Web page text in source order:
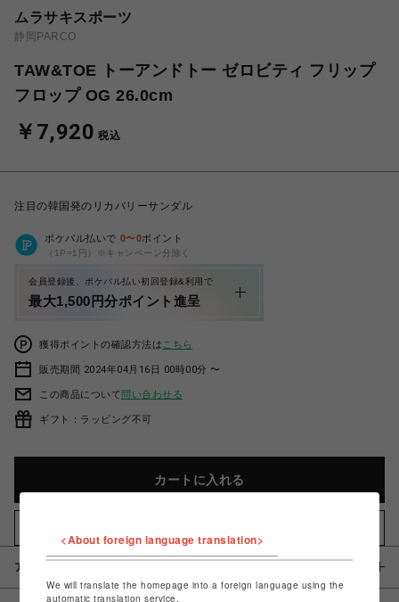
ムラサキスポーツ
静岡PARCO
TAW&TOE トーアンドトー ゼロビティ フリップ
フロップ OG 26.0cm
￥7,920 税込
注目の韓国発のリカバリーサンダル
ポケパル払いで 0〜0ポイント
（1P=1円）※キャンペーン分除く
会員登録後、ポケパル払い初回登録&利用で
最大1,500円分ポイント進呈
獲得ポイントの確認方法は こちら
販売期間 2024年04月16日 00時00分 〜
この商品について問い合わせる
ギフト：ラッピング不可
カートに入れる
アイテム説明 / 素材
<About foreign language translation>
We will translate the homepage into a foreign language using the
automatic translation service.